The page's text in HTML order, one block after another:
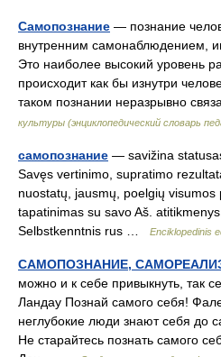
Самопознание — познание
внутренним самонаблюдением,
Это наиболее высокий уровень
происходит как бы изнутри
таком познании неразрывно
культуры (энциклопедический словарь
самопознание — savižina
Savęs vertinimo, supratimo
nuostatų, jausmų, poelgių
tapatinimas su savo Aš.
Selbstkenntnis rus …
Enciklopedinis
САМОПОЗНАНИЕ,
можно и к себе привыкнуть, так
Ландау Познай самого себя!
неглубокие люди знают себя до
Не старайтесь познать самого